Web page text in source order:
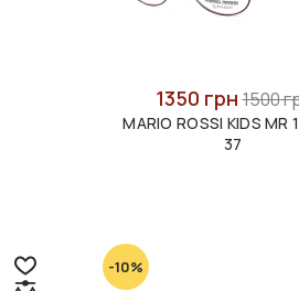
1350 грн1500
MARIO ROSSI KIDS MR
37
-10%